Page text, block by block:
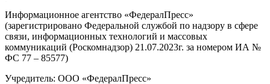
Информационное агентство «ФедералПресс»
(зарегистрировано Федеральной службой по надзору в сфере
связи, информационных технологий и массовых
коммуникаций (Роскомнадзор) 21.07.2023г. за номером ИА №
ФС 77 – 85577)
Учредитель: ООО «ФедералПресс»